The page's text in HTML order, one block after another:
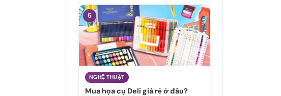
5
NGHỆ THUẬT
Mua họa cụ Deli giá rẻ ở đâu?